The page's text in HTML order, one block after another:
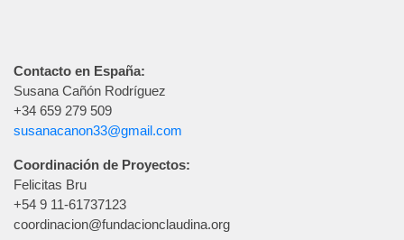
Contacto en España:
Susana Cañón Rodríguez
+34 659 279 509
susanacanon33@gmail.com
Coordinación de Proyectos:
Felicitas Bru
+54 9 11-61737123
coordinacion@fundacionclaudina.org